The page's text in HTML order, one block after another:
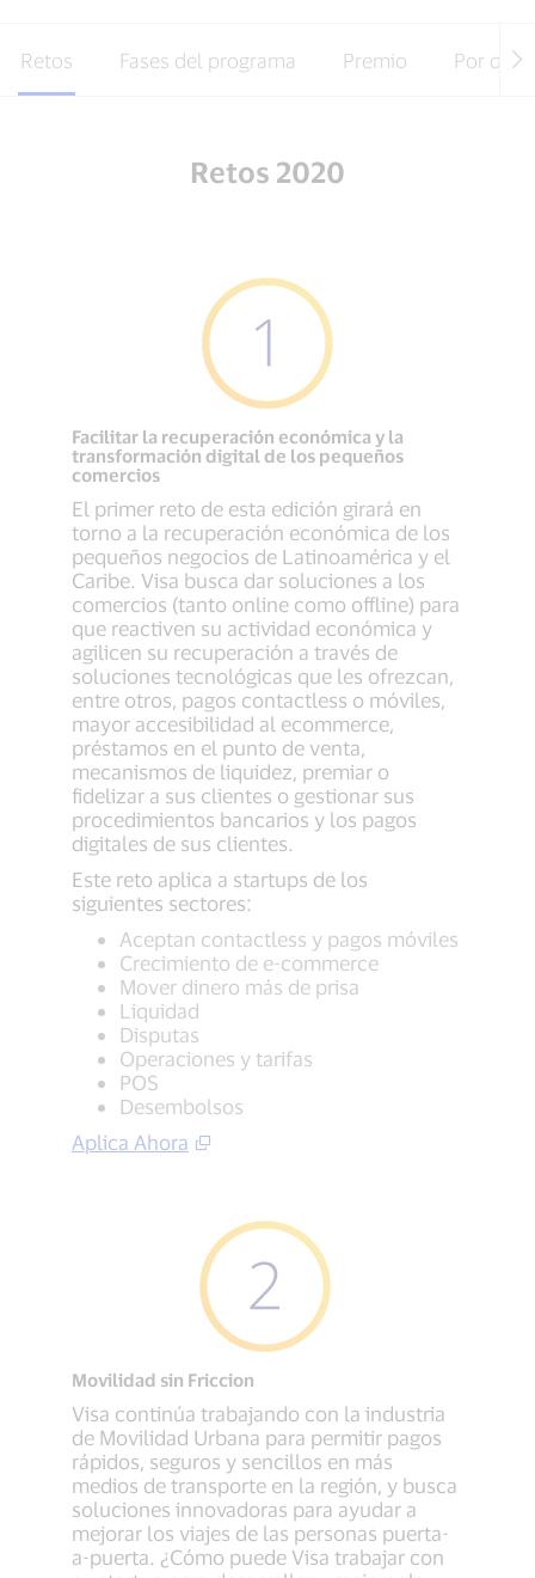
Retos Fases del programa Premio Por qué
Retos 2020
Facilitar la recuperación económica y la
transformación digital de los pequeños
comercios
El primer reto de esta edición girará en
torno a la recuperación económica de los
pequeños negocios de Latinoamérica y el
Caribe. Visa busca dar soluciones a los
comercios (tanto online como offline) para
que reactiven su actividad económica y
agilicen su recuperación a través de
soluciones tecnológicas que les ofrezcan,
entre otros, pagos contactless o móviles,
mayor accesibilidad al ecommerce,
préstamos en el punto de venta,
mecanismos de liquidez, premiar o
fidelizar a sus clientes o gestionar sus
procedimientos bancarios y los pagos
digitales de sus clientes.
Este reto aplica a startups de los
siguientes sectores:
Aceptan contactless y pagos móviles
Crecimiento de e-commerce
Mover dinero más de prisa
Liquidad
Disputas
Operaciones y tarifas
POS
Desembolsos
Aplica Ahora
Movilidad sin Friccion
Visa continúa trabajando con la industria
de Movilidad Urbana para permitir pagos
rápidos, seguros y sencillos en más
medios de transporte en la región, y busca
soluciones innovadoras para ayudar a
mejorar los viajes de las personas puerta-
a-puerta. ¿Cómo puede Visa trabajar con